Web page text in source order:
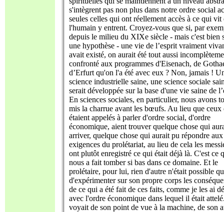
s'intègrent pas non plus dans notre ordre social
seules celles qui ont réellement accès à ce qui vit
l'humain y entrent. Croyez-vous que si, par
depuis le milieu du XIXe siècle - mais c'est bien
une hypothèse - une vie de l’esprit vraiment
avait existé, on aurait été tout aussi
confronté aux programmes d'Eisenach, de
d’Erfurt qu'on l'a été avec eux ? Non, jamais !
science industrielle saine, une science sociale
serait développée sur la base d'une vie saine de
En sciences sociales, en particulier, nous avons
mis la charrue avant les bœufs. Au lieu que ceux
étaient appelés à parler d'ordre social, d'ordre
économique, aient trouver quelque chose qui
arriver, quelque chose qui aurait pu répondre aux
exigences du prolétariat, au lieu de cela les
ont plutôt enregistré ce qui était déjà là. C'est ce
nous a fait tomber si bas dans ce domaine. Et le
prolétaire, pour lui, rien d'autre n'était possible
d'expérimenter sur son propre corps les
de ce qui a été fait de ces faits, comme je les ai
avec l'ordre économique dans lequel il était
voyait de son point de vue à la machine, de son